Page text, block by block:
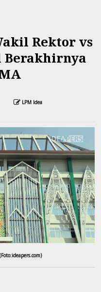
Rektor vs
Berakhirnya
LPM Idea